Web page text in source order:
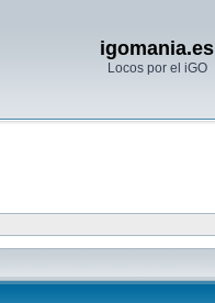
igomania.es
Locos por el iGO